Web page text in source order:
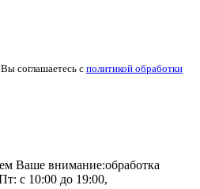
соглашаетесь с политикой обработки
Ваше внимание:обработка
с 10:00 до 19:00,